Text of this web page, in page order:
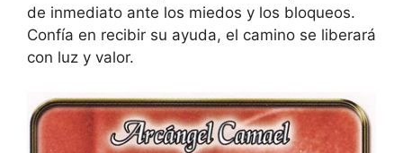
de inmediato ante los miedos y los bloqueos.
Confía en recibir su ayuda, el camino se liberará
con luz y valor.